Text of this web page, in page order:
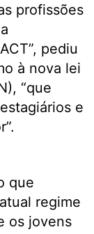
profissões
pediu
à nova lei
“que
e
que
regime
os jovens